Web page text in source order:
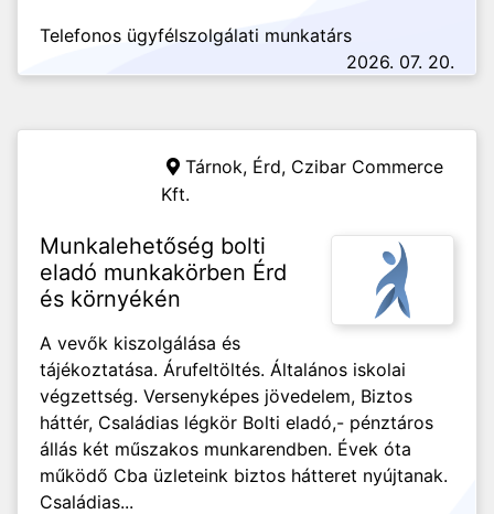
Telefonos ügyfélszolgálati munkatárs
2026. 07. 20.
Tárnok, Érd, Czibar Commerce
Kft.
Munkalehetőség bolti
eladó munkakörben Érd
és környékén
A vevők kiszolgálása és
tájékoztatása. Árufeltöltés. Általános iskolai
végzettség. Versenyképes jövedelem, Biztos
háttér, Családias légkör Bolti eladó,- pénztáros
állás két műszakos munkarendben. Évek óta
működő Cba üzleteink biztos hátteret nyújtanak.
Családias...